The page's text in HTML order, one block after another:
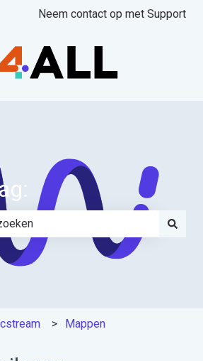
tonen voor vertalingen
Neem contact op met Support
want het zoekveld is leeg.
Mappen